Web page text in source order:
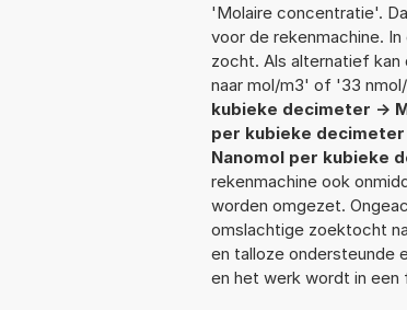
'Molaire concentratie'.
voor de rekenmachine.
zocht. Als alternatief
naar mol/m3' of '33
kubieke decimeter ->
per kubieke
Nanomol per kubieke
rekenmachine ook
worden omgezet.
omslachtige zoektocht
en talloze ondersteunde
en het werk wordt in een